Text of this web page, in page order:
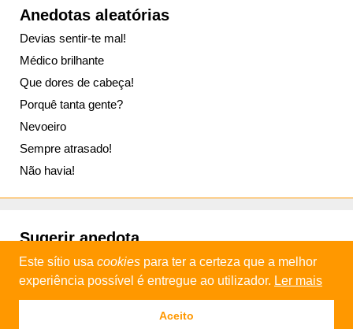
Anedotas aleatórias
Devias sentir-te mal!
Médico brilhante
Que dores de cabeça!
Porquê tanta gente?
Nevoeiro
Sempre atrasado!
Não havia!
Sugerir anedota
© 2013 - 2026Daniel Industries
Política de privacidade
Este sítio usa cookies para ter a certeza que a melhor
experiência possível é entregue ao utilizador. Ler mais
Aceito